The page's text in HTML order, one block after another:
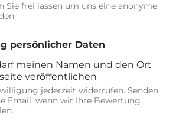
Sie frei lassen um uns eine anonyme
persönlicher Daten
meinen Namen und den Ort
veröffentlichen
jederzeit widerrufen. Senden
Email, wenn wir Ihre Bewertung